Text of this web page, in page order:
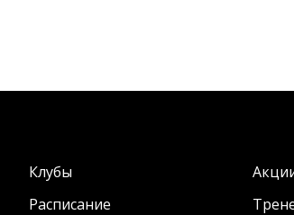
Клубы
Расписание